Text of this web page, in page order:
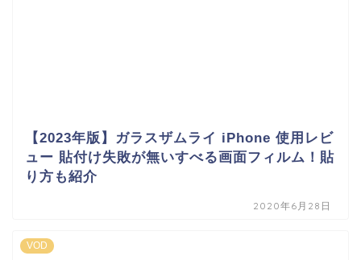
【2023年版】ガラスザムライ iPhone 使用レビ
ュー 貼付け失敗が無いすべる画面フィルム！貼
り方も紹介
2020年6月28日
VOD